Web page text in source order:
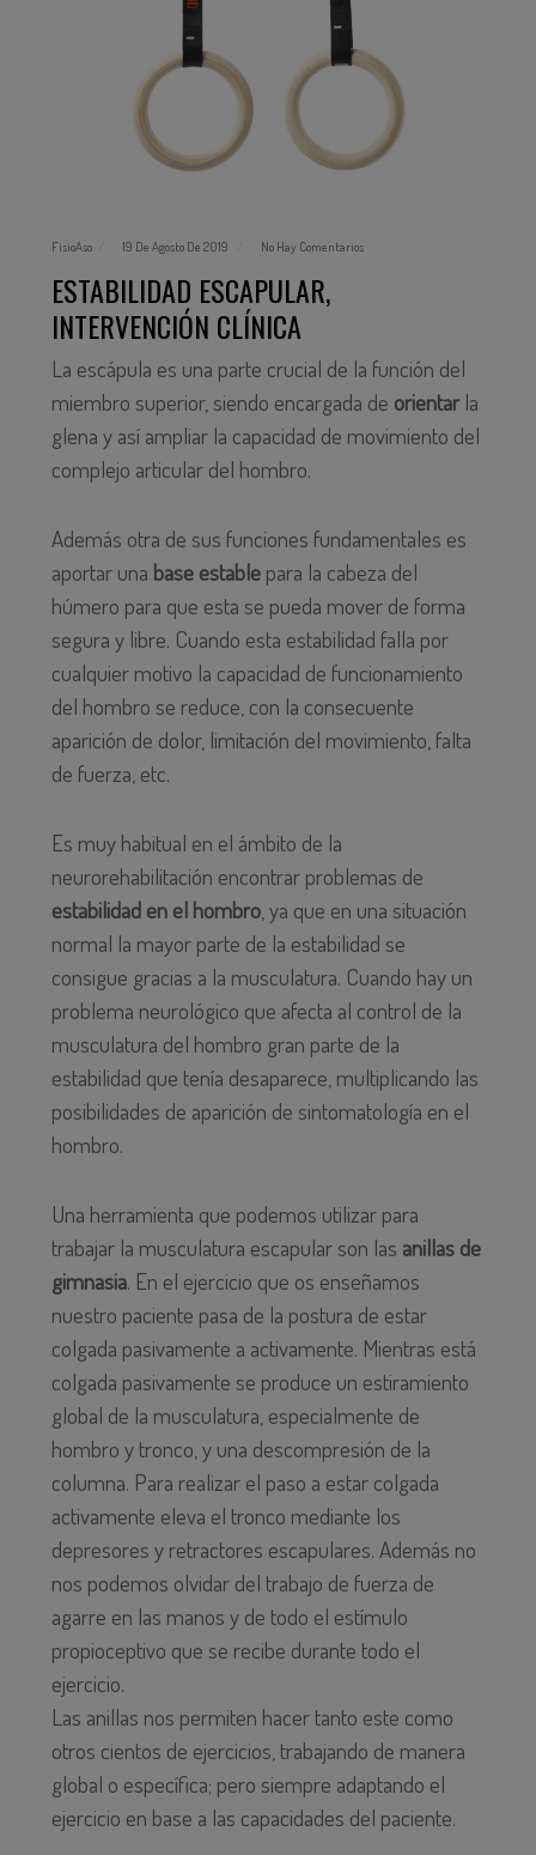
FisioAso 19 De Agosto De 2019 No Hay Comentarios
ESTABILIDAD ESCAPULAR,
INTERVENCIÓN CLÍNICA
La escápula es una parte crucial de la función del
miembro superior, siendo encargada de orientarla
glena y así ampliar la capacidad de movimiento del
complejo articular del hombro.
Además otra de sus funciones fundamentales es
aportar una base establepara la cabeza del
húmero para que esta se pueda mover de forma
segura y libre. Cuando esta estabilidad falla por
cualquier motivo la capacidad de funcionamiento
del hombro se reduce, con la consecuente
aparición de dolor, limitación del movimiento, falta
de fuerza, etc.
Es muy habitual en el ámbito de la
neurorehabilitación encontrar problemas de
estabilidad en el hombro, ya que en una situación
normal la mayor parte de la estabilidad se
consigue gracias a la musculatura. Cuando hay un
problema neurológico que afecta al control de la
musculatura del hombro gran parte de la
estabilidad que tenía desaparece, multiplicando las
posibilidades de aparición de sintomatología en el
hombro.
Una herramienta que podemos utilizar para
trabajar la musculatura escapular son las anillas de
gimnasia. En el ejercicio que os enseñamos
nuestro paciente pasa de la postura de estar
colgada pasivamente a activamente. Mientras está
colgada pasivamente se produce un estiramiento
global de la musculatura, especialmente de
hombro y tronco, y una descompresión de la
columna. Para realizar el paso a estar colgada
activamente eleva el tronco mediante los
depresores y retractores escapulares. Además no
nos podemos olvidar del trabajo de fuerza de
agarre en las manos y de todo el estímulo
propioceptivo que se recibe durante todo el
ejercicio.
Las anillas nos permiten hacer tanto este como
otros cientos de ejercicios, trabajando de manera
global o específica; pero siempre adaptando el
ejercicio en base a las capacidades del paciente.